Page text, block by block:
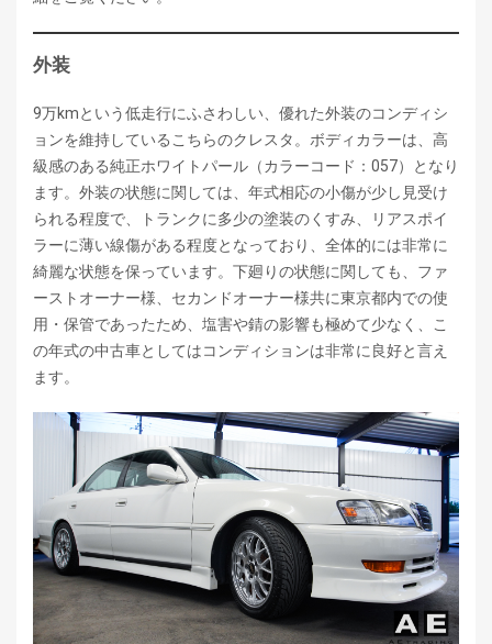
外装
9万kmという低走行にふさわしい、優れた外装のコンディシ
ョンを維持しているこちらのクレスタ。ボディカラーは、高
級感のある純正ホワイトパール（カラーコード：057）となり
ます。外装の状態に関しては、年式相応の小傷が少し見受け
られる程度で、トランクに多少の塗装のくすみ、リアスポイ
ラーに薄い線傷がある程度となっており、全体的には非常に
綺麗な状態を保っています。下廻りの状態に関しても、ファ
ーストオーナー様、セカンドオーナー様共に東京都内での使
用・保管であったため、塩害や錆の影響も極めて少なく、こ
の年式の中古車としてはコンディションは非常に良好と言え
ます。